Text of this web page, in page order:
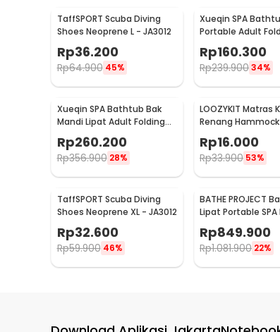
TaffSPORT Scuba Diving
Shoes Neoprene L - JA3012
Rp36.200
Rp64.900 45%
Xueqin SPA
Portable Adult
65x70 cm - 18401
Rp160.300
Rp239.90034%
Xueqin SPA Bathtub Bak
Mandi Lipat Adult Folding
Bath 120x58x48cm - 18403
Rp260.200
Rp356.900 28%
LOOZYKIT Matras
Renang
Bed - L002
Rp16.000
Rp33.900 53%
TaffSPORT Scuba Diving
Shoes Neoprene XL - JA3012
Rp32.600
Rp59.900 46%
BATHE PROJECT
Lipat Portable
Adult - KY-18
Rp849.900
Rp1.081.900 22%